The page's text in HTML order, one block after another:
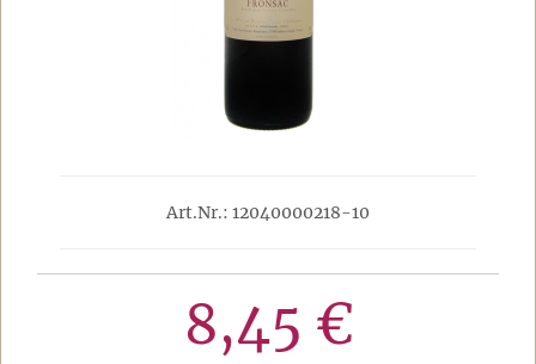
Art.Nr.: 12040000218-10
8,45 €